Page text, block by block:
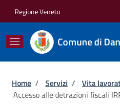
Regione Veneto
Comune di
Briciole di pane
Home / Servizi / Vita
Accesso alle detrazioni fiscali